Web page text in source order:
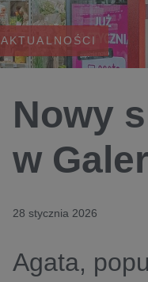
AKTUALNOŚCI
Nowy
w
28 stycznia 2026
Agata,